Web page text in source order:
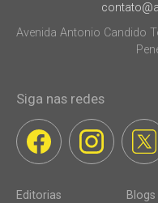
Avenida Antonio Candido
Siga nas redes
Editorias Blogs